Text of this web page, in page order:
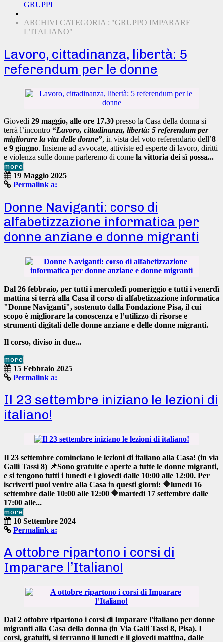
GRUPPI
ARCHIVI CATEGORIA : "GRUPPO IMPARARE
L’ITALIANO"
Lavoro, cittadinanza, libertà: 5
referendum per le donne
Giovedì 29 maggio, alle ore 17.30 presso la Casa della donna si
terrà l’incontro “Lavoro, cittadinanza, libertà: 5 referendum per
migliorare la vita delle donne”, in vista del voto referendario dell’8
e 9 giugno. Insieme ad avvocate, attiviste ed esperte di lavoro, diritti
e violenza sulle donne parleremo di come la vittoria dei sì possa...
more
19 Maggio 2025
Permalink a:
Donne Naviganti: corso di
alfabetizzazione informatica per
donne anziane e donne migranti
Dal 26 febbraio, per tutti i mercoledì pomeriggio e tutti i venerdì
mattina si terrà alla Casa il corso di alfabetizzazione informatica
"Donne Naviganti", sostenuto dalla Fondazione Pisa, il cui
scopo è migliorare la conoscenza e l’utilizzo di risorse e
strumenti digitali delle donne anziane e delle donne migranti.
Il corso, diviso in due...
more
15 Febbraio 2025
Permalink a:
Il 23 settembre iniziano le lezioni di
italiano!
Il 23 settembre cominciano le lezioni di italiano alla Casa! (in via
Galli Tassi 8) 📌Sono gratuite e aperte a tutte le donne migranti,
e si tengono tutti i lunedì e i giovedì dalle 10:00 alle 12:00. Per
iscriverti puoi venire alla Casa in questi giorni: 🔶lunedì 16
settembre dalle 10:00 alle 12:00 🔶martedì 17 settembre dalle
17:00 alle...
more
10 Settembre 2024
Permalink a:
A ottobre ripartono i corsi di
Imparare l’Italiano!
Dal 2 ottobre ripartono i corsi di Imparare l'italiano per donne
migranti alla Casa della donna (in Via Galli Tassi 8, Pisa). I
corsi, gratuiti, si terranno il lunedì e il giovedì mattina, dalle